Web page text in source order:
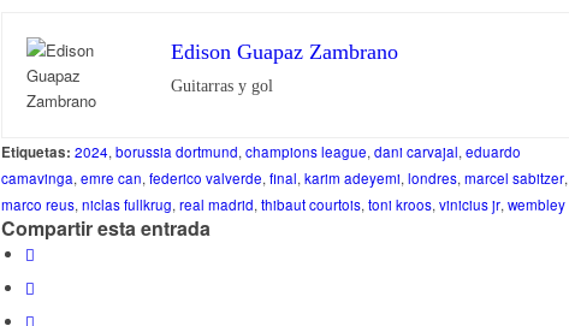
Edison Guapaz Zambrano
Guitarras y gol
Etiquetas: 2024,borussia dortmund,champions league,dani carvajal,eduardo
camavinga,emre can,federico valverde,final,karim adeyemi,londres,marcel sabitzer,
marco reus,niclas fullkrug,real madrid,thibaut courtois,toni kroos,vinicius jr,wembley
Compartir esta entrada